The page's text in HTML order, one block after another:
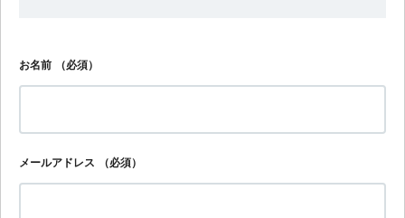
お名前 （必須）
メールアドレス （必須）